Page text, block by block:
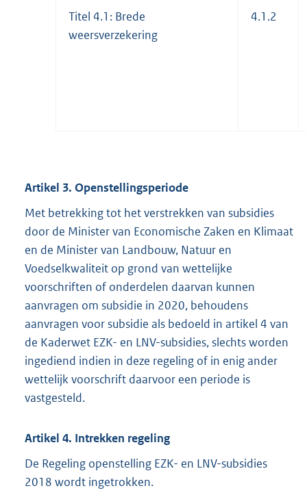
Titel 4.1: Brede
weersverzekering
4.1.2
Artikel 3. Openstellingsperiode
Met betrekking tot het verstrekken van subsidies
door de Minister van Economische Zaken en Klimaat
en de Minister van Landbouw, Natuur en
Voedselkwaliteit op grond van wettelijke
voorschriften of onderdelen daarvan kunnen
aanvragen om subsidie in 2020, behoudens
aanvragen voor subsidie als bedoeld in artikel 4 van
de Kaderwet EZK- en LNV-subsidies, slechts worden
ingediend indien in deze regeling of in enig ander
wettelijk voorschrift daarvoor een periode is
vastgesteld.
Artikel 4. Intrekken regeling
De Regeling openstelling EZK- en LNV-subsidies
2018 wordt ingetrokken.